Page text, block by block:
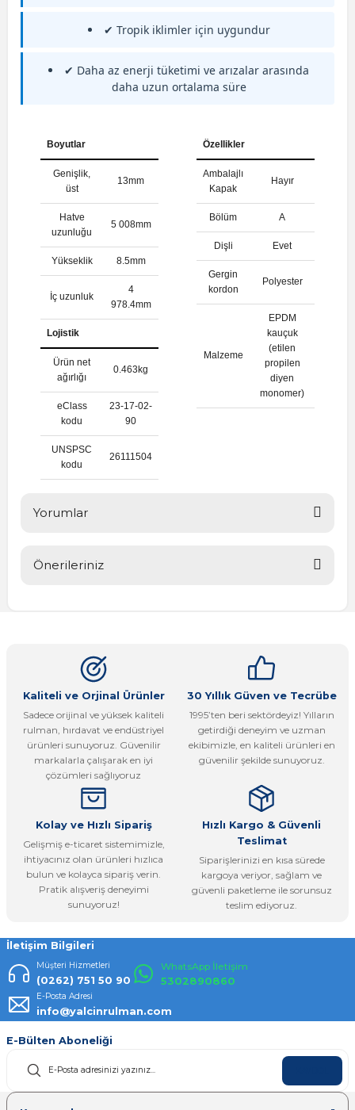
✔ Tropik iklimler için uygundur
✔ Daha az enerji tüketimi ve arızalar arasında
daha uzun ortalama süre
Boyutlar
Genişlik,
üst
13mm
Hatve
uzunluğu
5 008mm
Yükseklik 8.5mm
İç uzunluk
4
978.4mm
Lojistik
Ürün net
ağırlığı
0.463kg
eClass
kodu
23-17-02-
90
UNSPSC
kodu
26111504
Özellikler
Ambalajlı
Kapak
Hayır
Bölüm A
Dişli Evet
Gergin
kordon
Polyester
Malzeme
EPDM
kauçuk
(etilen
propilen
diyen
monomer)
Yorumlar
Önerileriniz
Görüş ve önerileriniz için teşekkür ederiz.
Ürün resmi kalitesiz, bozuk veya görüntülenemiyor.
Ürün açıklamasında eksik bilgiler bulunuyor.
Ürün bilgilerinde hatalar bulunuyor.
Ürün fiyatı diğer sitelerden daha pahalı.
Bu ürüne benzer farklı alternatifler olmalı.
Gönder
Kaliteli ve Orjinal Ürünler
Sadece orijinal ve yüksek kaliteli
rulman, hırdavat ve endüstriyel
ürünleri sunuyoruz. Güvenilir
markalarla çalışarak en iyi
çözümleri sağlıyoruz
30 Yıllık Güven ve Tecrübe
1995’ten beri sektördeyiz! Yılların
getirdiği deneyim ve uzman
ekibimizle, en kaliteli ürünleri en
güvenilir şekilde sunuyoruz.
Kolay ve Hızlı Sipariş
Gelişmiş e-ticaret sistemimizle,
ihtiyacınız olan ürünleri hızlıca
bulun ve kolayca sipariş verin.
Pratik alışveriş deneyimi
sunuyoruz!
Hızlı Kargo & Güvenli
Teslimat
Siparişlerinizi en kısa sürede
kargoya veriyor, sağlam ve
güvenli paketleme ile sorunsuz
teslim ediyoruz.
İletişim Bilgileri
Müşteri Hizmetleri
(0262) 751 50 90
WhatsApp İletişim
5302890860
E-Posta Adresi
info@yalcinrulman.com
E-Bülten Aboneliği